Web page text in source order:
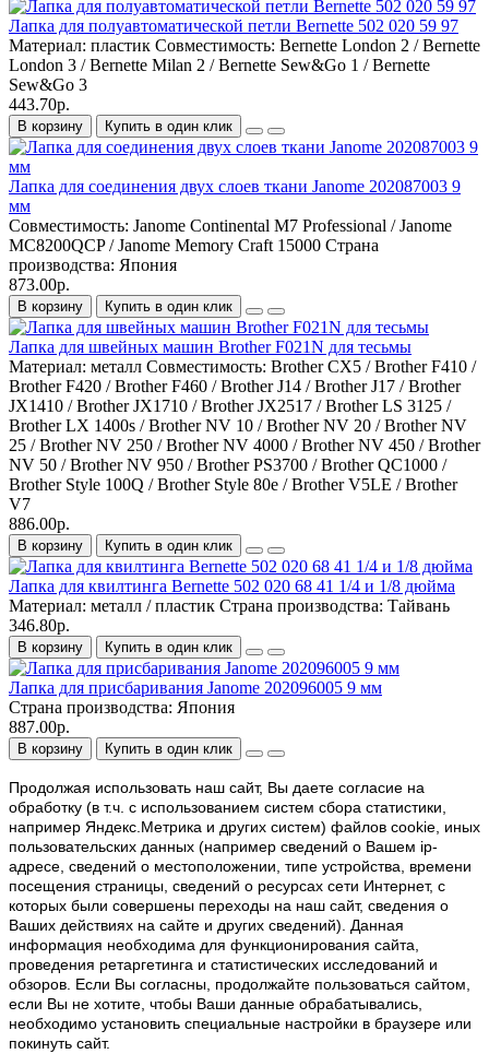
Лапка для полуавтоматической петли Bernette 502 020 59 97
Материал: пластик Совместимость: Bernette London 2 / Bernette
London 3 / Bernette Milan 2 / Bernette Sew&Go 1 / Bernette
Sew&Go 3
443.70р.
В корзину Купить в один клик
Лапка для соединения двух слоев ткани Janome 202087003 9
мм
Совместимость: Janome Continental M7 Professional / Janome
MC8200QCP / Janome Memory Craft 15000 Страна
производства: Япония
873.00р.
В корзину Купить в один клик
Лапка для швейных машин Brother F021N для тесьмы
Материал: металл Совместимость: Brother CX5 / Brother F410 /
Brother F420 / Brother F460 / Brother J14 / Brother J17 / Brother
JX1410 / Brother JX1710 / Brother JX2517 / Brother LS 3125 /
Brother LX 1400s / Brother NV 10 / Brother NV 20 / Brother NV
25 / Brother NV 250 / Brother NV 4000 / Brother NV 450 / Brother
NV 50 / Brother NV 950 / Brother PS3700 / Brother QC1000 /
Brother Style 100Q / Brother Style 80e / Brother V5LE / Brother
V7
886.00р.
В корзину Купить в один клик
Лапка для квилтинга Bernette 502 020 68 41 1/4 и 1/8 дюйма
Материал: металл / пластик Страна производства: Тайвань
346.80р.
В корзину Купить в один клик
Лапка для присбаривания Janome 202096005 9 мм
Страна производства: Япония
887.00р.
В корзину Купить в один клик
Продолжая использовать наш cайт, Вы даете согласие на
обработку (в т.ч. с использованием систем сбора статистики,
например Яндекс.Метрика и других систем) файлов cookie, иных
пользовательских данных (например сведений о Вашем ip-
адресе, сведений о местоположении, типе устройства, времени
посещения страницы, сведений о ресурсах сети Интернет, с
которых были совершены переходы на наш сайт, сведения о
Ваших действиях на сайте и других сведений). Данная
информация необходима для функционирования сайта,
проведения ретаргетинга и статистических исследований и
обзоров. Если Вы согласны, продолжайте пользоваться сайтом,
если Вы не хотите, чтобы Ваши данные обрабатывались,
необходимо установить специальные настройки в браузере или
покинуть сайт.